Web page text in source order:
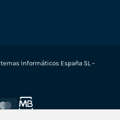
Informáticos España SL –
MasterCard